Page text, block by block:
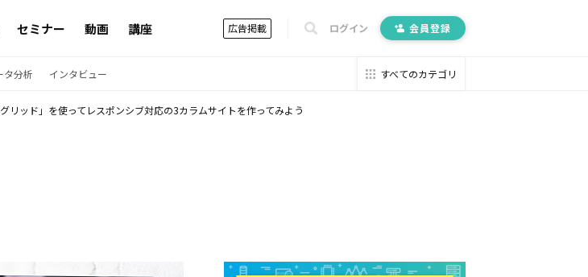
セミナー 動画 講座 広告掲載 ログイン 会員登録
タ分析 インタビュー すべてのカテゴリ
リッド」を使ってレスポンシブ対応の3カラムサイトを作ってみよう